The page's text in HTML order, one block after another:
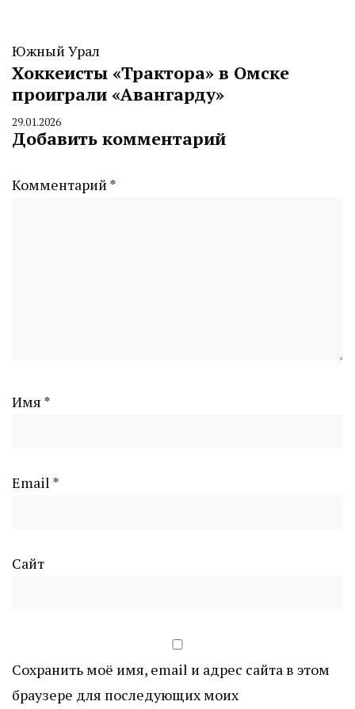
Южный Урал
Хоккеисты «Трактора» в Омске
проиграли «Авангарду»
By
CHELINDUSTRY
29.01.2026
Добавить комментарий
Комментарий *
Имя *
Email *
Сайт
Сохранить моё имя, email и адрес сайта в этом
браузере для последующих моих